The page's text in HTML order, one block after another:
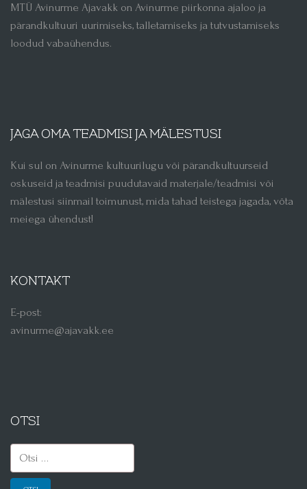
MTÜ Avinurme Ajavakk on Avinurme piirkonna ajaloo ja
pärandkultuuri uurimiseks, talletamiseks ja tutvustamiseks
loodud vabaühendus.
JAGA OMA TEADMISI JA MÄLESTUSI
Kui sul on Avinurme kultuurilugu või pärandkultuurseid
oskuseid ja teadmisi puudutavaid materjale/teadmisi või
mälestusi siinmail toimunust, mida tahad teistega jagada, võta
meiega ühendust!
KONTAKT
E-post:
avinurme@ajavakk.ee
OTSI
Otsi: